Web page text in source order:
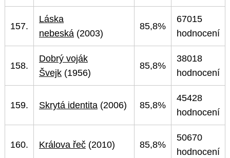
157.
Láska
nebeská (2003)
85,8%
67015
hodnocení
158.
Dobrý voják
Švejk (1956)
85,8%
38018
hodnocení
159. Skrytá identita (2006) 85,8%
45428
hodnocení
160. Králova řeč (2010) 85,8%
50670
hodnocení